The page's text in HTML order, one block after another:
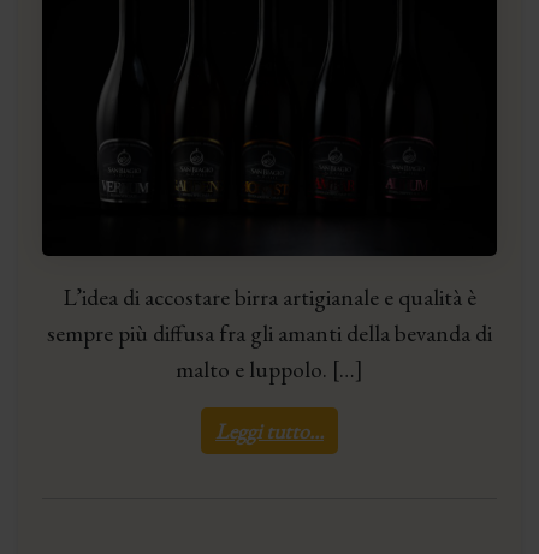
L’idea di accostare birra artigianale e qualità è
sempre più diffusa fra gli amanti della bevanda di
malto e luppolo. […]
Leggi tutto…